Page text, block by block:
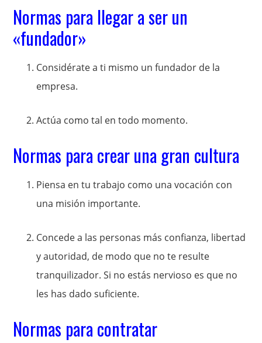
Normas para llegar a ser un
«fundador»
Considérate a ti mismo un fundador de la
empresa.
Actúa como tal en todo momento.
Normas para crear una gran cultura
Piensa en tu trabajo como una vocación con
una misión importante.
Concede a las personas más confianza, libertad
y autoridad, de modo que no te resulte
tranquilizador. Si no estás nervioso es que no
les has dado suficiente.
Normas para contratar